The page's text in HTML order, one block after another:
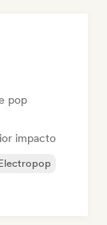
pop
impacto